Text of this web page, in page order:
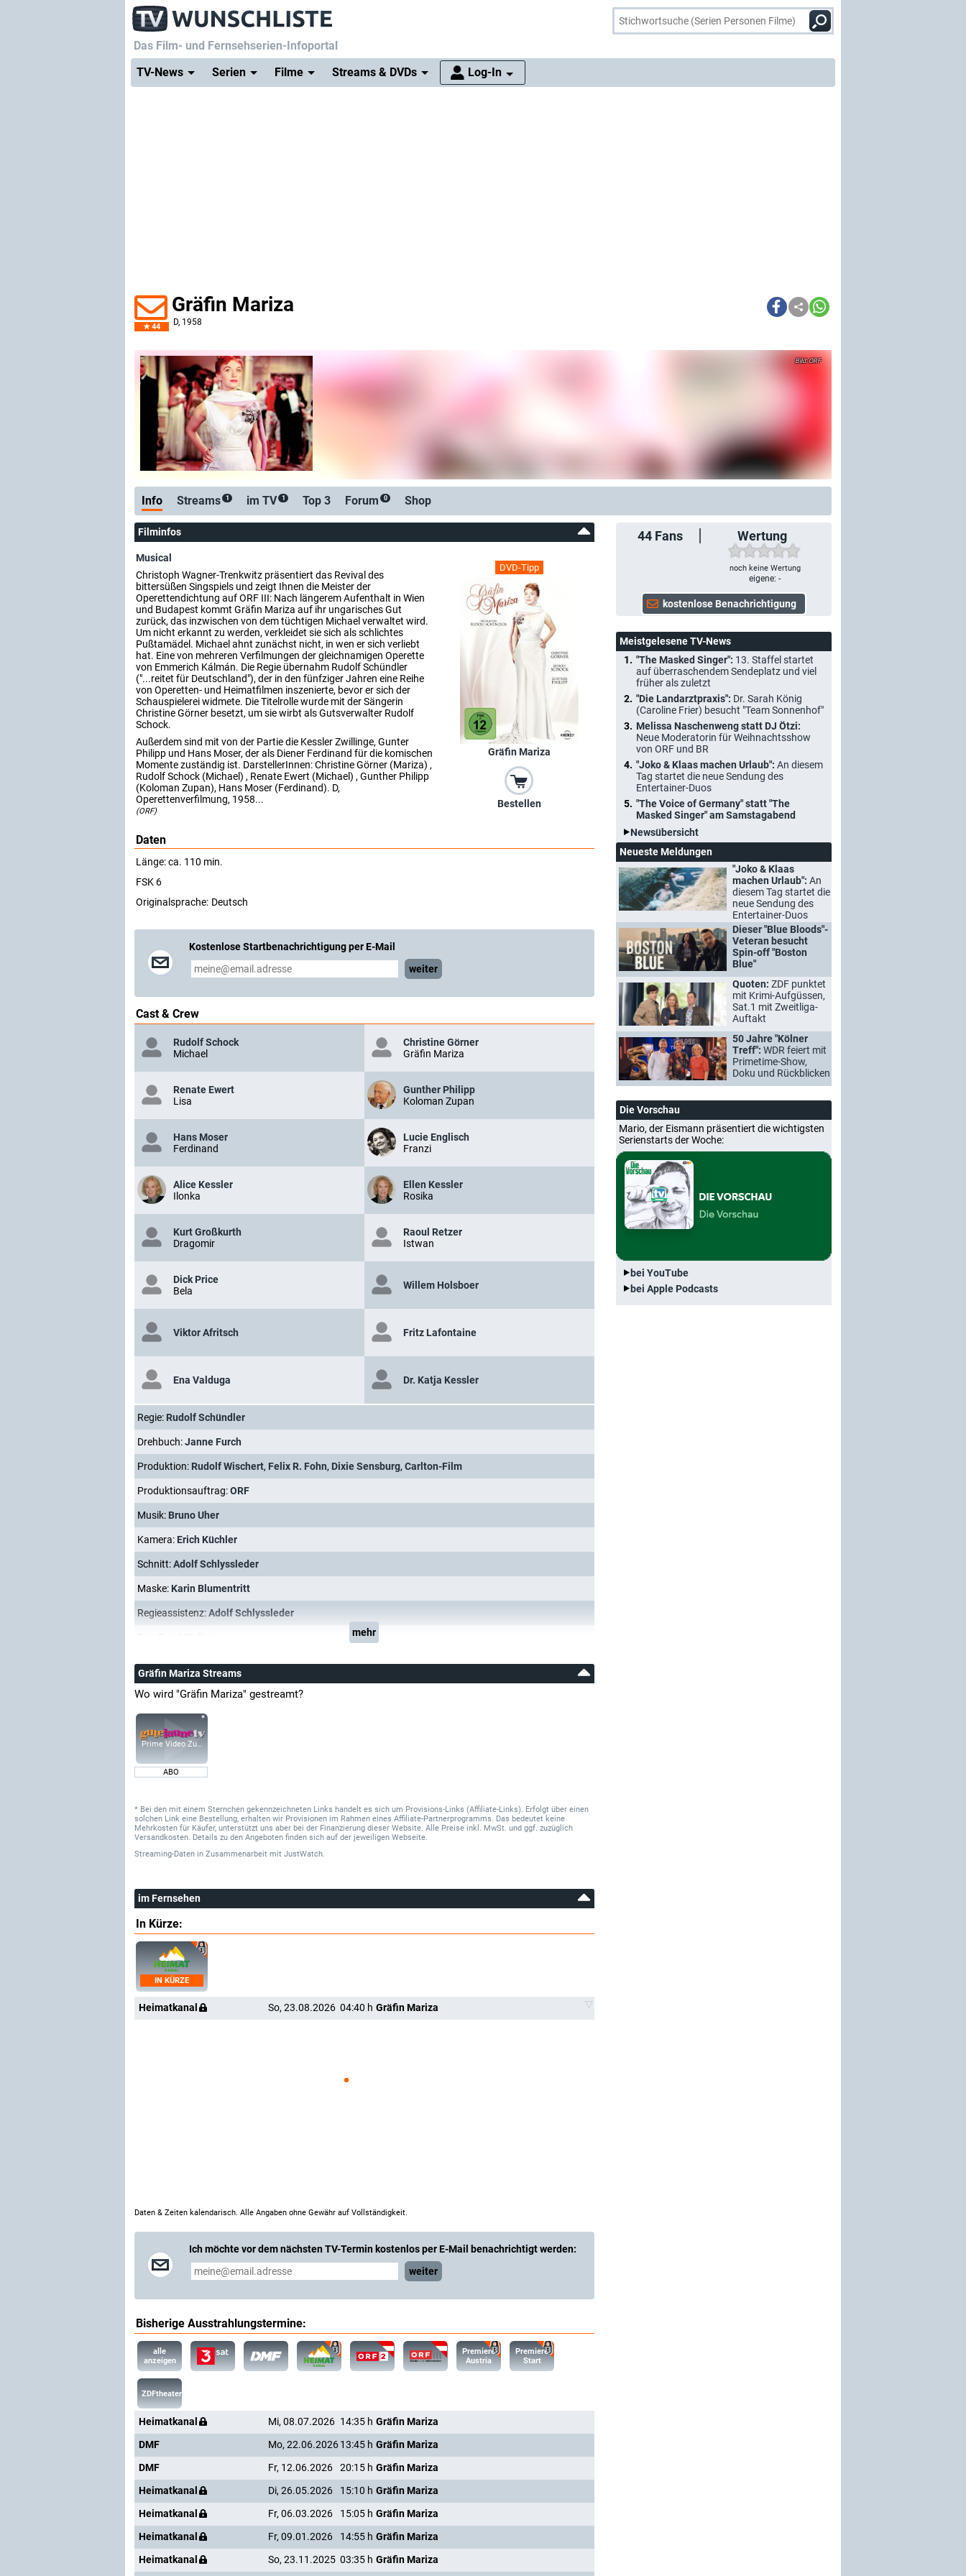
Das Film- und Fernsehserien-Infoportal
TV-News
Serien Filme Streams & DVDs Log-In
44
Gräfin Mariza
D, 1958
ORF
Info Streams 1 im TV 1 Top 3 Forum 0 Shop
44 Fans Wertung
noch keine Wertung
eigene: -
Filminfos
DVD-Tipp
Gräfin Mariza
Bestellen
Musical
Christoph Wagner-Trenkwitz präsentiert das Revival des
bittersüßen Singspiels und zeigt Ihnen die Meister der
Operettendichtung auf ORF III: Nach längerem Aufenthalt in Wien
und Budapest kommt Gräfin Mariza auf ihr ungarisches Gut
zurück, das inzwischen von dem tüchtigen Michael verwaltet wird.
Um nicht erkannt zu werden, verkleidet sie sich als schlichtes
Pußtamädel. Michael ahnt zunächst nicht, in wen er sich verliebt
hat. Eine von mehreren Verfilmungen der gleichnamigen Operette
von Emmerich Kálmán. Die Regie übernahm Rudolf Schündler
("...reitet für Deutschland"), der in den fünfziger Jahren eine Reihe
von Operetten- und Heimatfilmen inszenierte, bevor er sich der
Schauspielerei widmete. Die Titelrolle wurde mit der Sängerin
Christine Görner besetzt, um sie wirbt als Gutsverwalter Rudolf
Schock.
Außerdem sind mit von der Partie die Kessler Zwillinge, Gunter
Philipp und Hans Moser, der als Diener Ferdinand für die komischen
Momente zuständig ist. DarstellerInnen: Christine Görner (Mariza) ,
Rudolf Schock (Michael) , Renate Ewert (Michael) , Gunther Philipp
(Koloman Zupan), Hans Moser (Ferdinand). D,
Operettenverfilmung, 1958...
(ORF)
Daten
Länge: ca. 110 min.
FSK 6
Originalsprache: Deutsch
Kostenlose Startbenachrichtigung per E-Mail
weiter
Cast & Crew
Rudolf Schock
Michael
Christine Görner
Gräfin Mariza
Renate Ewert
Lisa
Gunther Philipp
Koloman Zupan
Hans Moser
Ferdinand
Lucie Englisch
Franzi
Alice Kessler
Ilonka
Ellen Kessler
Rosika
Kurt Großkurth
Dragomir
Raoul Retzer
Istwan
Dick Price
Bela
Willem Holsboer
Viktor Afritsch Fritz Lafontaine
Ena Valduga Dr. Katja Kessler
Regie: Rudolf Schündler
Drehbuch:Janne Furch
Produktion: Rudolf Wischert, Felix R. Fohn, Dixie Sensburg, Carlton-Film
Produktionsauftrag:ORF
Musik: Bruno Uher
Kamera: Erich Küchler
Schnitt:Adolf Schlyssleder
Maske: Karin Blumentritt
Regieassistenz:Adolf Schlyssleder
mehr
Gräfin Mariza Streams
Wo wird "Gräfin Mariza" gestreamt?
Prime Video Zusatz-Kanäle
ABO
* Bei den mit einem Sternchen gekennzeichneten Links handelt es sich um Provisions-Links (Affiliate-Links). Erfolgt über einen
solchen Link eine Bestellung, erhalten wir Provisionen im Rahmen eines Affiliate-Partnerprogramms. Das bedeutet keine
Mehrkosten für Käufer, unterstützt uns aber bei der Finanzierung dieser Website. Alle Preise inkl. MwSt. und ggf. zuzüglich
Versandkosten. Details zu den Angeboten finden sich auf der jeweiligen Webseite.
Streaming-Daten in Zusammenarbeit mit JustWatch.
im Fernsehen
In Kürze:
IN KÜRZE
Heimatkanal So, 23.08.2026 04:40 h Gräfin Mariza
Daten & Zeiten kalendarisch. Alle Angaben ohne Gewähr auf Vollständigkeit.
Ich möchte vor dem nächsten TV-Termin kostenlos per E-Mail benachrichtigt werden:
weiter
Bisherige Ausstrahlungstermine:
alle
anzeigen
Premiere
Austria
Premiere
Start
ZDFtheaterkanal
Heimatkanal Mi, 08.07.2026 14:35 h Gräfin Mariza
DMF
Mo, 22.06.202613:45 h Gräfin Mariza
DMF
Fr, 12.06.2026 20:15 h Gräfin Mariza
Heimatkanal
Di, 26.05.2026 15:10 h Gräfin Mariza
Heimatkanal
Fr, 06.03.2026 15:05 h Gräfin Mariza
Heimatkanal
Fr, 09.01.2026 14:55 h Gräfin Mariza
Heimatkanal
So, 23.11.2025 03:35 h Gräfin Mariza
Meistgelesene TV-News
"The Masked Singer": 13. Staffel startet
auf überraschendem Sendeplatz und viel
früher als zuletzt
"Die Landarztpraxis": Dr. Sarah König
(Caroline Frier) besucht "Team Sonnenhof"
Melissa Naschenweng statt DJ Ötzi:
Neue Moderatorin für Weihnachtsshow
von ORF und BR
"Joko & Klaas machen Urlaub": An diesem
Tag startet die neue Sendung des
Entertainer-Duos
"The Voice of Germany" statt "The
Masked Singer" am Samstagabend
Newsübersicht
Neueste Meldungen
"Joko & Klaas
machen Urlaub": An
diesem Tag startet die
neue Sendung des
Entertainer-Duos
Dieser "Blue Bloods"-
Veteran besucht
Spin-off "Boston
Blue"
Quoten: ZDF punktet
mit Krimi-Aufgüssen,
Sat.1 mit Zweitliga-
Auftakt
50 Jahre "Kölner
Treff": WDR feiert mit
Primetime-Show,
Doku und Rückblicken
Die Vorschau
Mario, der Eismann präsentiert die wichtigsten
Serienstarts der Woche:
bei YouTube
bei Apple Podcasts